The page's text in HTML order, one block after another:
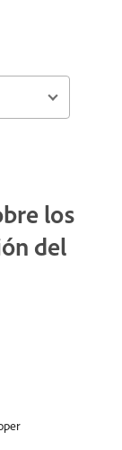
los
del